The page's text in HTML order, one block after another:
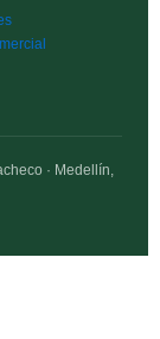
· Medellín,